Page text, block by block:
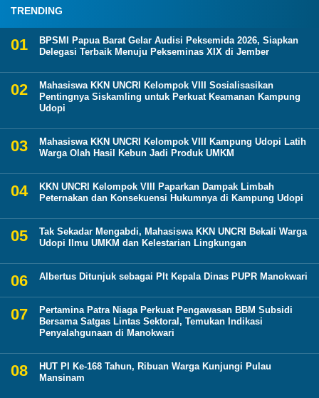
TRENDING
BPSMI Papua Barat Gelar Audisi Peksemida 2026, Siapkan
Delegasi Terbaik Menuju Pekseminas XIX di Jember
Mahasiswa KKN UNCRI Kelompok VIII Sosialisasikan
Pentingnya Siskamling untuk Perkuat Keamanan Kampung
Udopi
Mahasiswa KKN UNCRI Kelompok VIII Kampung Udopi Latih
Warga Olah Hasil Kebun Jadi Produk UMKM
KKN UNCRI Kelompok VIII Paparkan Dampak Limbah
Peternakan dan Konsekuensi Hukumnya di Kampung Udopi
Tak Sekadar Mengabdi, Mahasiswa KKN UNCRI Bekali Warga
Udopi Ilmu UMKM dan Kelestarian Lingkungan
Albertus Ditunjuk sebagai Plt Kepala Dinas PUPR Manokwari
Pertamina Patra Niaga Perkuat Pengawasan BBM Subsidi
Bersama Satgas Lintas Sektoral, Temukan Indikasi
Penyalahgunaan di Manokwari
HUT PI Ke-168 Tahun, Ribuan Warga Kunjungi Pulau
Mansinam